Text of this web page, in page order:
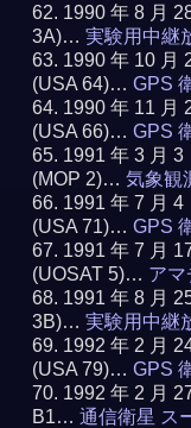
1990 年 8 月
3A)…実験用中継
1990 年 10 月
(USA 64)…GPS
1990 年 11 月
(USA 66)…GPS
1991 年 3 月
(MOP 2)…気象観
1991 年 7 月
(USA 71)…GPS
1991 年 7 月
(UOSAT 5)… アマ
1991 年 8 月
3B)…実験用中継
1992 年 2 月
(USA 79)…GPS
1992 年 2 月
B1…通信衛星 ス